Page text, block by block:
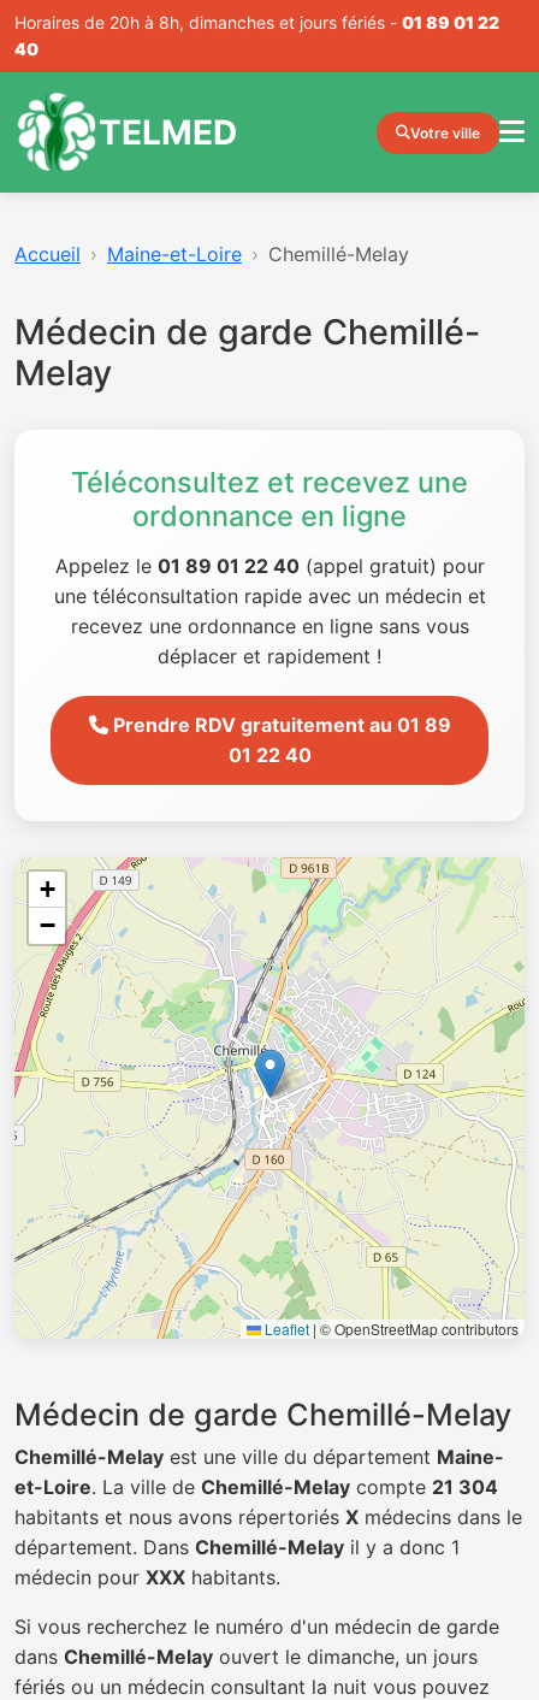
Horaires de 20h à 8h, dimanches et jours fériés - 01 89 01 22
40
TELMED Votre ville
Accueil Maine-et-Loire Chemillé-Melay
Médecin de garde Chemillé-
Melay
Téléconsultez et recevez une
ordonnance en ligne
Appelez le 01 89 01 22 40(appel gratuit) pour
une téléconsultation rapide avec un médecin et
recevez une ordonnance en ligne sans vous
déplacer et rapidement !
Prendre RDV gratuitement au 01 89
01 22 40
+
−
Leaflet | © OpenStreetMap contributors
Médecin de garde Chemillé-Melay
Chemillé-Melay est une ville du département Maine-
et-Loire. La ville de Chemillé-Melay compte 21 304
habitants et nous avons répertoriés X médecins dans le
département. Dans Chemillé-Melay il y a donc 1
médecin pour XXX habitants.
Si vous recherchez le numéro d'un médecin de garde
dans Chemillé-Melay ouvert le dimanche, un jours
fériés ou un médecin consultant la nuit vous pouvez